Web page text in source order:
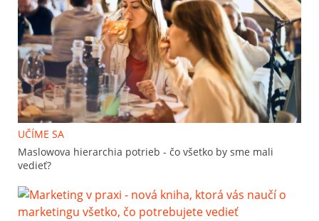
UČÍME SA
Maslowova hierarchia potrieb - čo všetko by sme mali
vedieť?